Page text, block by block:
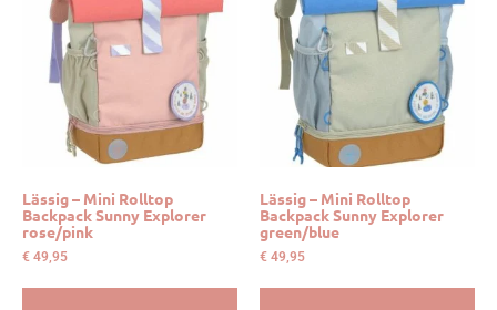
Lässig – Mini Rolltop
Backpack Sunny Explorer
rose/pink
€ 49,95
Lässig – Mini Rolltop
Backpack Sunny Explorer
green/blue
€ 49,95